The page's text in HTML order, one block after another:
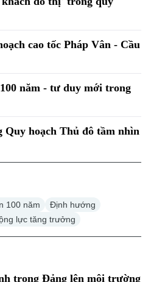
cao tốc Pháp Vân - Cầu
năm - tư duy mới trong
hoạch Thủ đô tầm nhìn
100 năm
Định hướng
lực tăng trưởng
trong Đảng lên môi trường